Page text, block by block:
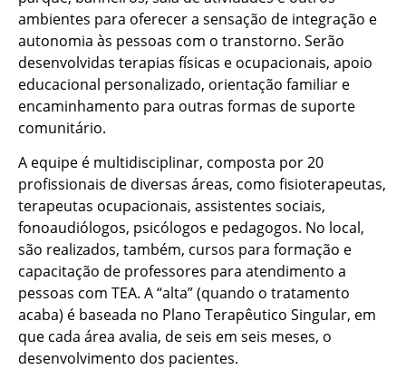
ambientes para oferecer a sensação de integração e
autonomia às pessoas com o transtorno. Serão
desenvolvidas terapias físicas e ocupacionais, apoio
educacional personalizado, orientação familiar e
encaminhamento para outras formas de suporte
comunitário.
A equipe é multidisciplinar, composta por 20
profissionais de diversas áreas, como fisioterapeutas,
terapeutas ocupacionais, assistentes sociais,
fonoaudiólogos, psicólogos e pedagogos. No local,
são realizados, também, cursos para formação e
capacitação de professores para atendimento a
pessoas com TEA. A “alta” (quando o tratamento
acaba) é baseada no Plano Terapêutico Singular, em
que cada área avalia, de seis em seis meses, o
desenvolvimento dos pacientes.